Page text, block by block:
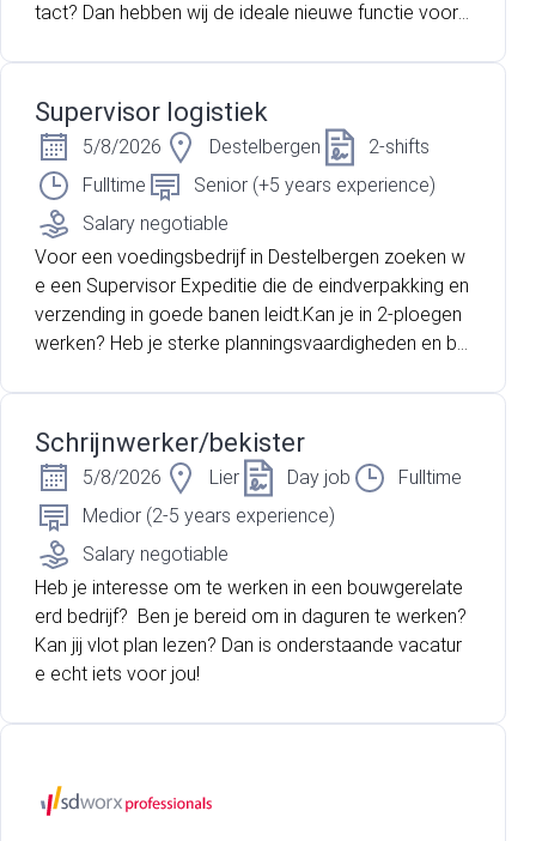
tact? Dan hebben wij de ideale nieuwe functie voor j
Supervisor logistiek
5/8/2026 Destelbergen
2-shifts
Fulltime
Senior (+5 years experience)
Salary negotiable
Voor een voedingsbedrijf in Destelbergen zoeken w
e een Supervisor Expeditie die de eindverpakking en
verzending in goede banen leidt.Kan je in 2-ploegen
werken? Heb je sterke planningsvaardigheden en be
verder!
Schrijnwerker/bekister
5/8/2026 Lier Day job
Fulltime
Medior (2-5 years experience)
Salary negotiable
Heb je interesse om te werken in een bouwgerelate
erd bedrijf? Ben je bereid om in daguren te werken?
Kan jij vlot plan lezen? Dan is onderstaande vacatur
e echt iets voor jou!